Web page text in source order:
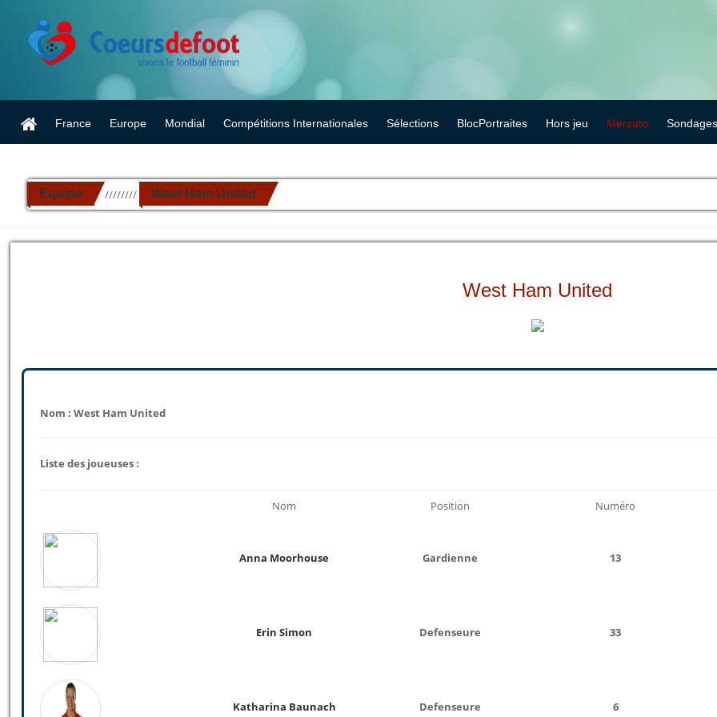
France Europe Mondial Compétitions Internationales Sélections BlocPortraites Hors jeu Mercato Sondages
Equipe ////////// West Ham United
West Ham United
Nom : West Ham United
Liste des joueuses :
Nom Position Numéro
Anna Moorhouse Gardienne 13
Erin Simon Defenseure 33
Katharina Baunach Defenseure 6